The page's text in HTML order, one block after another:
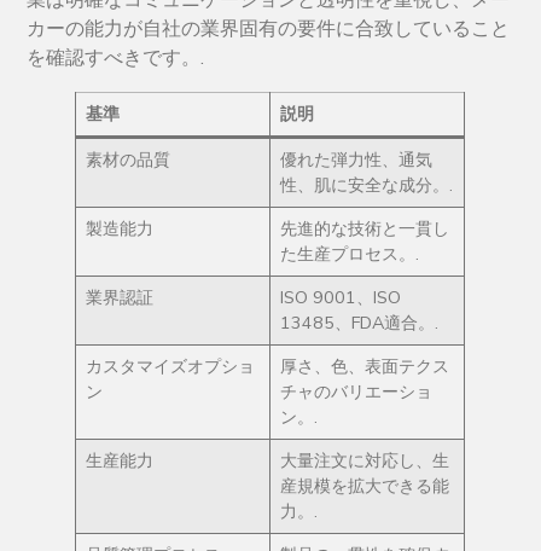
カーの能力が自社の業界固有の要件に合致していること
を確認すべきです。.
基準
説明
素材の品質
優れた弾力性、通気
性、肌に安全な成分。.
製造能力
先進的な技術と一貫し
た生産プロセス。.
業界認証
ISO 9001、ISO
13485、FDA適合。.
カスタマイズオプショ
ン
厚さ、色、表面テクス
チャのバリエーショ
ン。.
生産能力
大量注文に対応し、生
産規模を拡大できる能
力。.